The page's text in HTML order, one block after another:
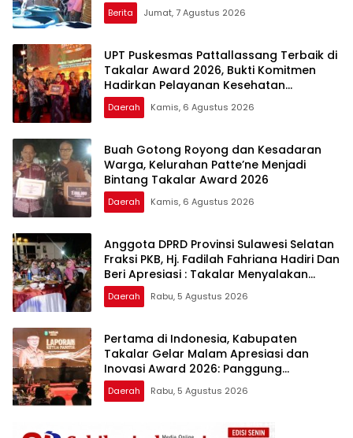
Berita Jumat, 7 Agustus 2026
UPT Puskesmas Pattallassang Terbaik di
Takalar Award 2026, Bukti Komitmen
Hadirkan Pelayanan Kesehatan
Berkualitas
Daerah Kamis, 6 Agustus 2026
Buah Gotong Royong dan Kesadaran
Warga, Kelurahan Patte’ne Menjadi
Bintang Takalar Award 2026
Daerah Kamis, 6 Agustus 2026
Anggota DPRD Provinsi Sulawesi Selatan
Fraksi PKB, Hj. Fadilah Fahriana Hadiri Dan
Beri Apresiasi : Takalar Menyalakan
Lentera Pengabdian Melalui Malam
Apresiasi dan Inovasi Award 2026
Daerah Rabu, 5 Agustus 2026
Pertama di Indonesia, Kabupaten
Takalar Gelar Malam Apresiasi dan
Inovasi Award 2026: Panggung
Penghargaan bagi Pelayan Publik
Berprestasi
Daerah Rabu, 5 Agustus 2026